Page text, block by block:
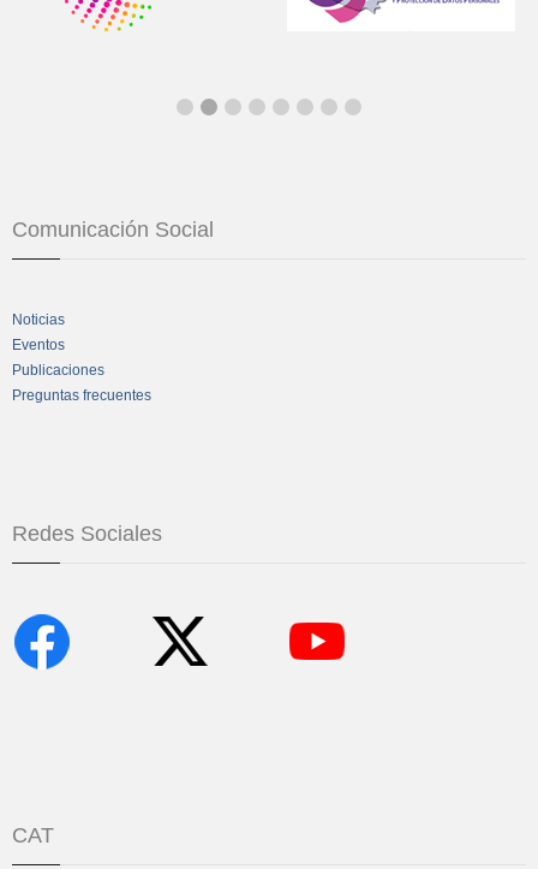
Comunicación Social
Noticias
Eventos
Publicaciones
Preguntas frecuentes
Redes Sociales
CAT